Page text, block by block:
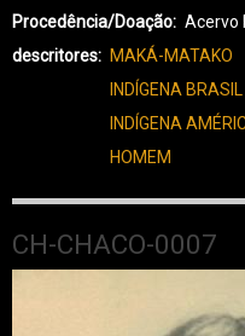
CH-
CHACO-
0008
Procedência/Doação
Acervo
descritores
MAKÁ-MATAKO
INDÍGENA BRASIL
INDÍGENA
HOMEM
CH-CHACO-0007